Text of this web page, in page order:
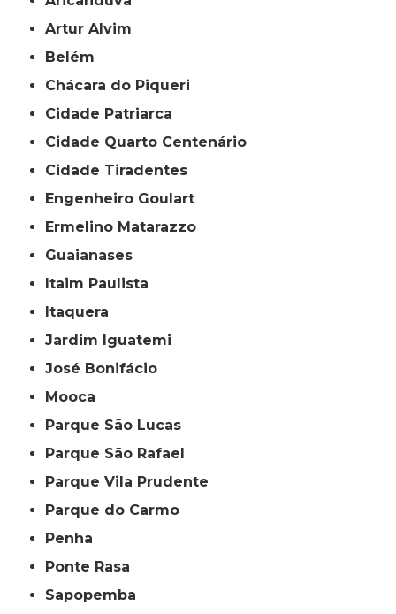
Artur Alvim
Belém
Chácara do Piqueri
Cidade Patriarca
Cidade Quarto Centenário
Cidade Tiradentes
Engenheiro Goulart
Ermelino Matarazzo
Guaianases
Itaim Paulista
Itaquera
Jardim Iguatemi
José Bonifácio
Mooca
Parque São Lucas
Parque São Rafael
Parque Vila Prudente
Parque do Carmo
Penha
Ponte Rasa
Sapopemba